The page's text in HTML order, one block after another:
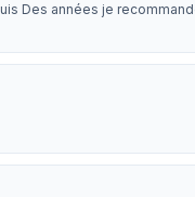
Des années je